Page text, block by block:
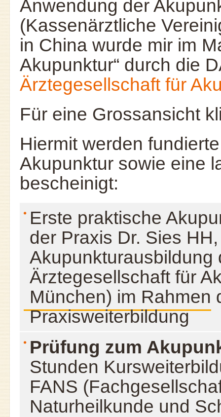
Anwendung der
(Kassenärztliche
in China wurde mir im
Akupunktur“ durch die
Ärztegesellschaft für
Für eine Grossansicht
Hiermit werden
Akupunktur sowie eine
bescheinigt:
Erste praktische
der Praxis Dr. Sies
Akupunkturausbildung
Ärztegesellschaft für
München) im Rahmen
Praxisweiterbildung
Prüfung zum
Stunden
FANS
Naturheilkunde und